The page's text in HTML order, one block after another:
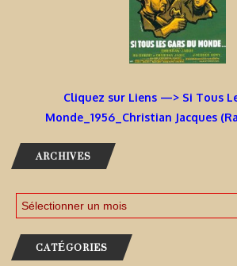
Cliquez sur Liens —> Si Tous
Monde_1956_Christian Jacques
ARCHIVES
CATÉGORIES